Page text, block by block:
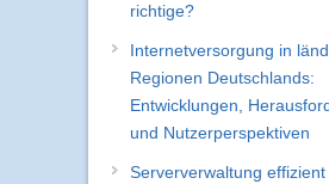
richtige?
Internetversorgung in
Regionen Deutschlands:
Entwicklungen,
und Nutzerperspektiven
Serververwaltung